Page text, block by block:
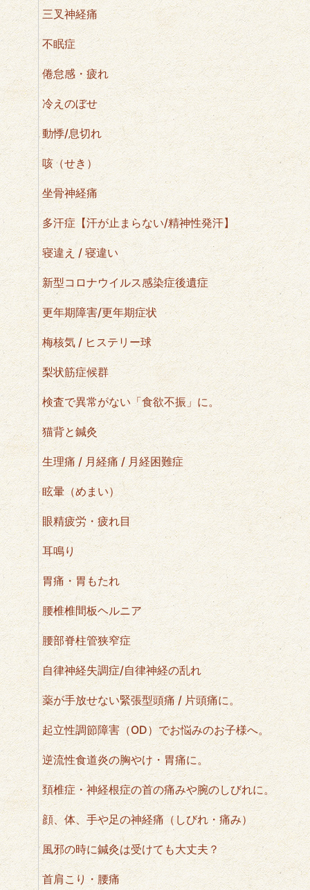
三叉神経痛
不眠症
倦怠感・疲れ
冷えのぼせ
動悸/息切れ
咳（せき）
坐骨神経痛
多汗症【汗が止まらない/精神性発汗】
寝違え / 寝違い
新型コロナウイルス感染症後遺症
更年期障害/更年期症状
梅核気 / ヒステリー球
梨状筋症候群
検査で異常がない「食欲不振」に。
猫背と鍼灸
生理痛 / 月経痛 / 月経困難症
眩暈（めまい）
眼精疲労・疲れ目
耳鳴り
胃痛・胃もたれ
腰椎椎間板ヘルニア
腰部脊柱管狭窄症
自律神経失調症/自律神経の乱れ
薬が手放せない緊張型頭痛 / 片頭痛に。
起立性調節障害（OD）でお悩みのお子様へ。
逆流性食道炎の胸やけ・胃痛に。
頚椎症・神経根症の首の痛みや腕のしびれに。
顔、体、手や足の神経痛（しびれ・痛み）
風邪の時に鍼灸は受けても大丈夫？
首肩こり・腰痛